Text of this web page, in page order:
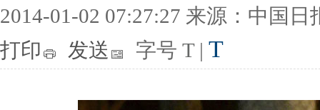
2014-01-02 07:27:27 来源：中国日
打印
发送 字号 T | T